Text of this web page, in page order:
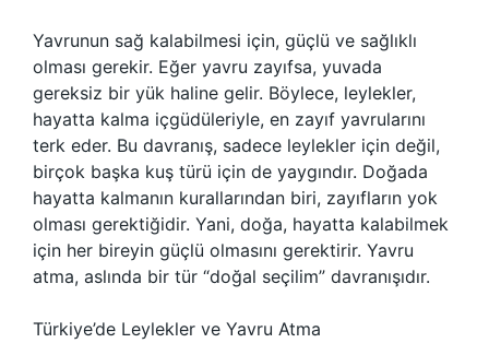
Yavrunun sağ kalabilmesi için, güçlü ve sağlıklı
olması gerekir. Eğer yavru zayıfsa, yuvada
gereksiz bir yük haline gelir. Böylece, leylekler,
hayatta kalma içgüdüleriyle, en zayıf yavrularını
terk eder. Bu davranış, sadece leylekler için değil,
birçok başka kuş türü için de yaygındır. Doğada
hayatta kalmanın kurallarından biri, zayıfların yok
olması gerektiğidir. Yani, doğa, hayatta kalabilmek
için her bireyin güçlü olmasını gerektirir. Yavru
atma, aslında bir tür “doğal seçilim” davranışıdır.
Türkiye’de Leylekler ve Yavru Atma